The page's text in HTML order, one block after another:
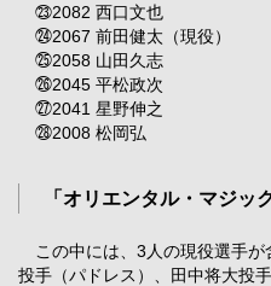
㉓2082 西口文也
㉔2067 前田健太（現役）
㉕2058 山田久志
㉖2045 平松政次
㉗2041 星野伸之
㉘2008 松岡弘
「オリエンタル・マジッ
この中には、3人の現役選手が
投手（パドレス）、田中将大投